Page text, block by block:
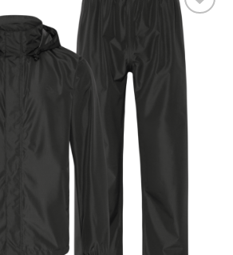
Toevoegen
aan
verlanglijst